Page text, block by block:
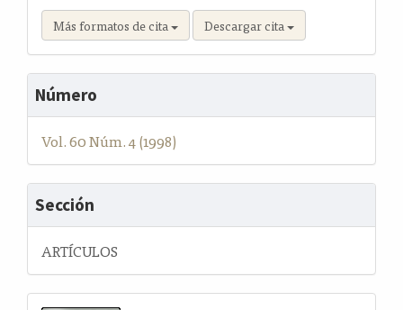
Más formatos de cita Descargar cita
Número
Vol. 60 Núm. 4 (1998)
Sección
ARTÍCULOS